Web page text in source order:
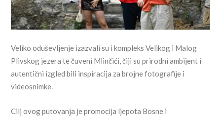
Veliko oduševljenje izazvali su i kompleks Velikog i Malog
Plivskog jezera te čuveni Mlinčići, čiji su prirodni ambijent i
autentični izgled bili inspiracija za brojne fotografije i
videosnimke.
Cilj ovog putovanja je promocija ljepota Bosne i